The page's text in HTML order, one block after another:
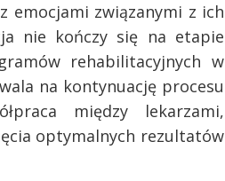
emocjami związanymi z ich
nie kończy się na etapie
rehabilitacyjnych w
na kontynuację procesu
między lekarzami,
optymalnych rezultatów